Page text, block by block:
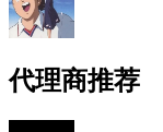
代理商推荐